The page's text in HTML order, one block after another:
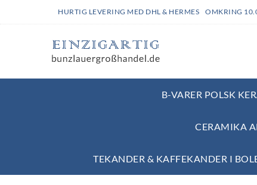
HURTIG LEVERING MED DHL & HERMES OMKRING
B-VARER POLSK
CERAMIKA
TEKANDER & KAFFEKANDER I